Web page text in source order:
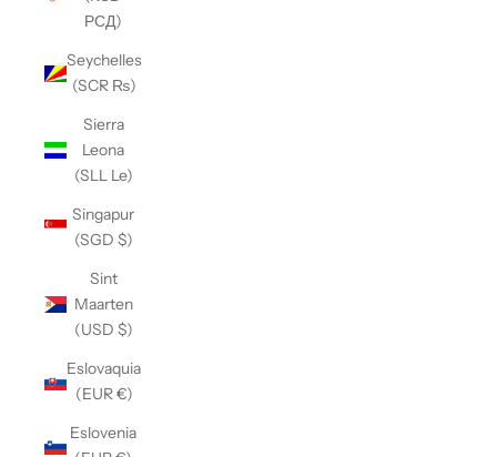
РСД)
Seychelles
(SCR ₨)
Sierra
Leona
(SLL Le)
Singapur
(SGD $)
Sint
Maarten
(USD $)
Eslovaquia
(EUR €)
Eslovenia